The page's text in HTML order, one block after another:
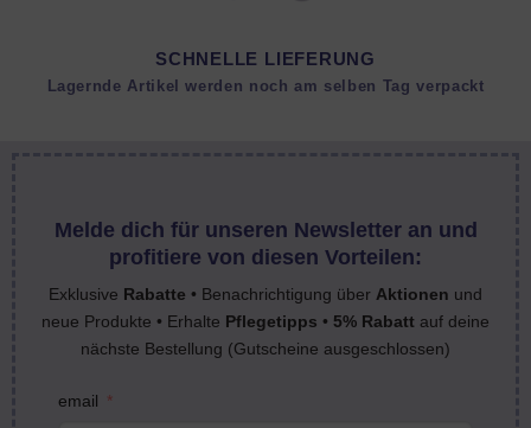
SCHNELLE LIEFERUNG
Lagernde Artikel werden noch am selben Tag verpackt
Melde dich für unseren Newsletter an und
profitiere von diesen Vorteilen:
Exklusive Rabatte • Benachrichtigung über Aktionen und
neue Produkte • Erhalte Pflegetipps • 5% Rabatt auf deine
nächste Bestellung (Gutscheine ausgeschlossen)
email